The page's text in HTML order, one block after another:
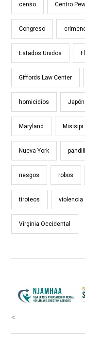
censo Centro Pew
Congreso
Estados Unidos
Giffords Law Center
homicidios Japón
Maryland Misisipi
Nueva York
riesgos robos
tiroteos violencia
Virginia Occidental
<